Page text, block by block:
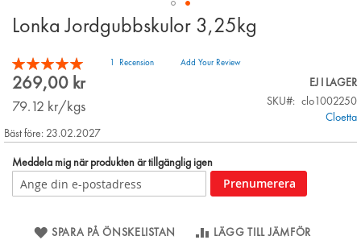
Skip
the
beginning
of
the
gallery
Lonka Jordgubbskulor 3,25kg
Betyg:
100
% of100
Recension Add Your Review
269,00 kr
79.12 kr/kgs
EJ I LAGER
SKU
clo1002250
Cloetta
Bäst före: 23.02.2027
Meddela mig när produkten är tillgänglig igen
Prenumerera
SPARA PÅ ÖNSKELISTAN
LÄGG TILL JÄMFÖR